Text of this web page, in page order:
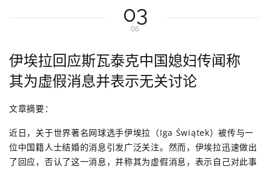
03
06
伊埃拉回应斯瓦泰克中国媳妇传闻称
其为虚假消息并表示无关讨论
文章摘要：
近日，关于世界著名网球选手伊埃拉（Iga Świątek）被传与一
位中国籍人士结婚的消息引发广泛关注。然而，伊埃拉迅速做出
了回应，否认了这一消息，并称其为虚假消息，表示自己对此事